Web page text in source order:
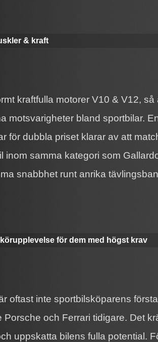
& kraft
kraftfulla motorer V10 & V12,
motsvarigheter bland sportbilar.
för dubbla priset klarar av att
inom samma kategori som
snabbhet runt anrika
för dem med högst krav
oftast inte sportbilsköparens
Porsche och Ferrari tidigare. Det
uppskatta bilens fulla potential.